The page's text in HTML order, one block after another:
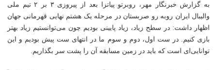
به گزارش خبرنگار مهر، روبرتو پیاتزا بعد از پیروزی ۳ بر ۲ تیم ملی
والیبال ایران روبه رو صربستان در مرحله یک هشتم نهایی قهرمانی جهان
اظهار داشت: در سطح زیاد، زیاد پایینی بودیم چون می‌توانستیم زیاد بهتر
بازی کنیم. در ست اول، دوم و سوم ما در انتهای ست پیش بودیم و این
توانایی‌ای است که باید در زمین مسابقه آن را پشت سر بگذاریم.